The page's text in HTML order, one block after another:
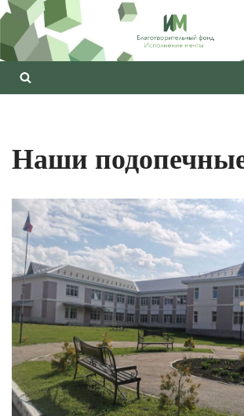
Перейти
к
содержимому
Наши